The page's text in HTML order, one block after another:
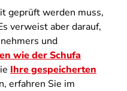
geprüft werden muss,
verweist aber darauf,
und
wie der Schufa
Ihre gespeicherten
erfahren Sie im